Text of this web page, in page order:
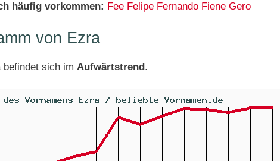
häufig vorkommen: Fee Felipe Fernando Fiene Gero
von Ezra
befindet sich im Aufwärtstrend.